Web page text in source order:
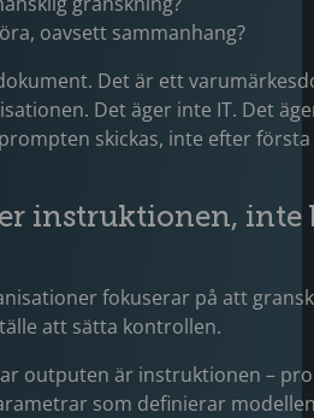
oavsett sammanhang?
Det är ett
Det äger inte IT. Det
skickas, inte efter
instruktionen, inte
fokuserar på att
att sätta kontrollen.
outputen är instruktionen –
som definierar